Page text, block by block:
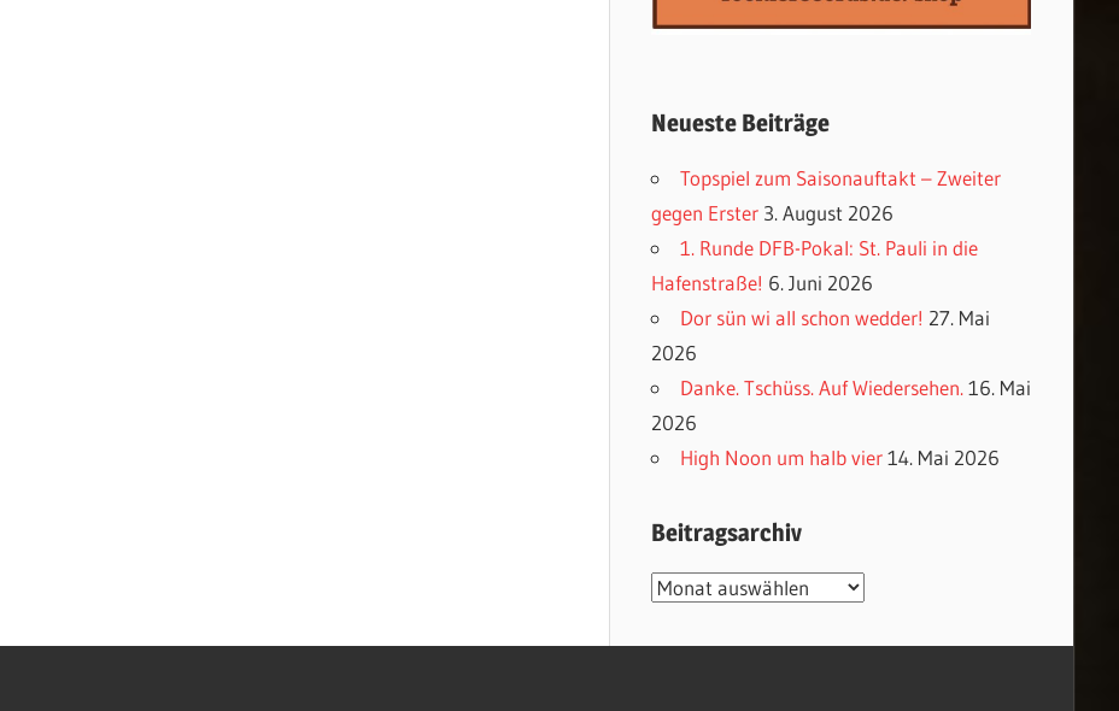
Neueste Beiträge
Topspiel zum Saisonauftakt – Zweiter
gegen Erster 3. August 2026
1. Runde DFB-Pokal: St. Pauli in die
Hafenstraße! 6. Juni 2026
Dor sün wi all schon wedder! 27. Mai
2026
Danke. Tschüss. Auf Wiedersehen. 16. Mai
2026
High Noon um halb vier 14. Mai 2026
Beitragsarchiv
Beitragsarchiv